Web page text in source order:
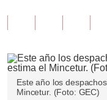
Este año los
Mincetur. (Foto: GEC)